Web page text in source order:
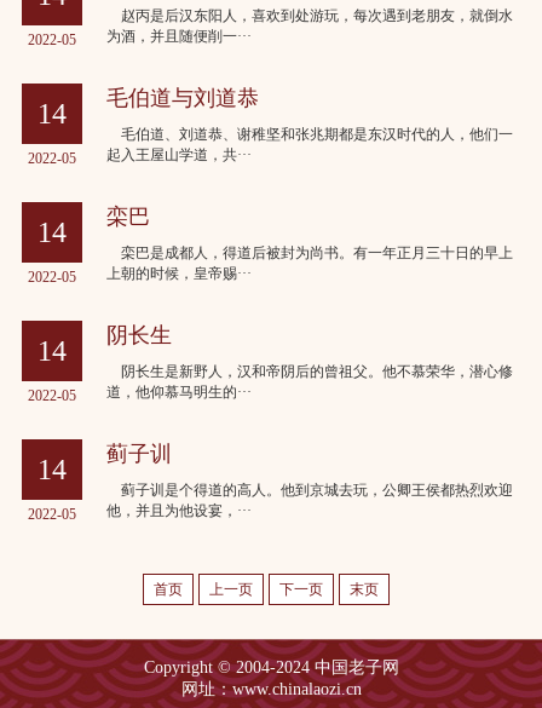
2022-05
赵丙是后汉东阳人，喜欢到处游玩，每次遇到老朋友，就倒水
为酒，并且随便削一···
14
2022-05
毛伯道与刘道恭
毛伯道、刘道恭、谢稚坚和张兆期都是东汉时代的人，他们一
起入王屋山学道，共···
14
2022-05
栾巴
栾巴是成都人，得道后被封为尚书。有一年正月三十日的早上
上朝的时候，皇帝赐···
14
2022-05
阴长生
阴长生是新野人，汉和帝阴后的曾祖父。他不慕荣华，潜心修
道，他仰慕马明生的···
14
2022-05
蓟子训
蓟子训是个得道的高人。他到京城去玩，公卿王侯都热烈欢迎
他，并且为他设宴，···
首页 上一页 下一页 末页
Copyright © 2004-2024 中国老子网
网址：www.chinalaozi.cn